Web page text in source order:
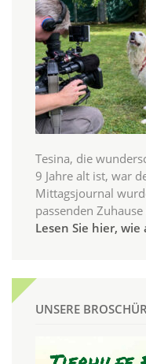
Tesina, die
9 Jahre alt ist, war
Mittagsjournal
passenden
Lesen Sie hier,
UNSERE